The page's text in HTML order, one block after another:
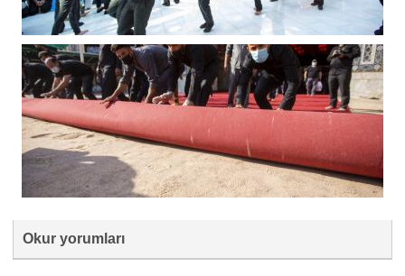
Okur yorumları